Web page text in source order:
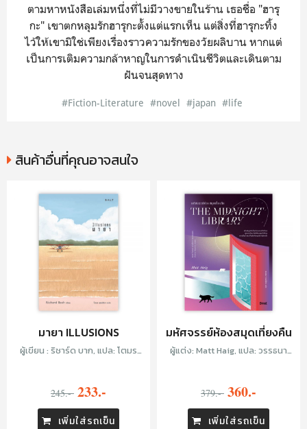
ตามหาหนังสือเล่มหนึ่งที่ไม่มีวางขายในร้าน เธอชื่อ "ฮารุ
กะ" เขาตกหลุมรักฮารุกะตั้งแต่แรกเห็น แต่สิ่งที่ฮารุกะทิ้ง
ไว้ให้เขามิใช่เพียงเรื่องราวความรักของวัยผลิบาน หากแต่
เป็นการเติมความกล้าหาญในการดำเนินชีวิตและเดินตาม
ฝันจนสุดทาง
#Fiction-Literature #novel #japan #life
สินค้าอื่นที่คุณอาจสนใจ
มายา ILLUSIONS
ผู้เขียน : ริชาร์ด บาก, แปล: โตมร
245.- 233.-
เพิ่มใส่รถเข็น
มหัศจรรย์ห้องสมุดเที่ยงคืน
ผู้แต่ง: Matt Haig, แปล: วรรธนา
379.- 360.-
เพิ่มใส่รถเข็น